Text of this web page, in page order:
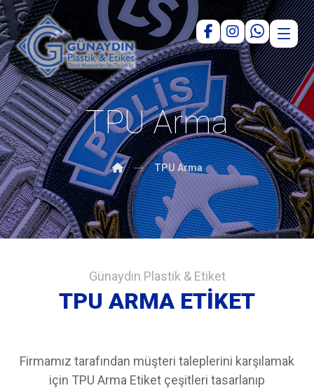
TPU Arma
TPU Arma
Günaydın Plastik & Etiket
TPU ARMA ETİKET
Firmamız tarafından müşteri taleplerini karşılamak
için TPU Arma Etiket çeşitleri tasarlanıp